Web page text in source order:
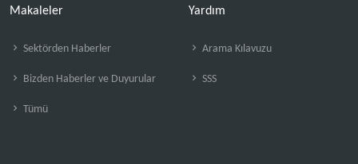
Makaleler
Sektörden Haberler
Bizden Haberler ve Duyurular
Tümü
Yardım
Arama Kılavuzu
SSS